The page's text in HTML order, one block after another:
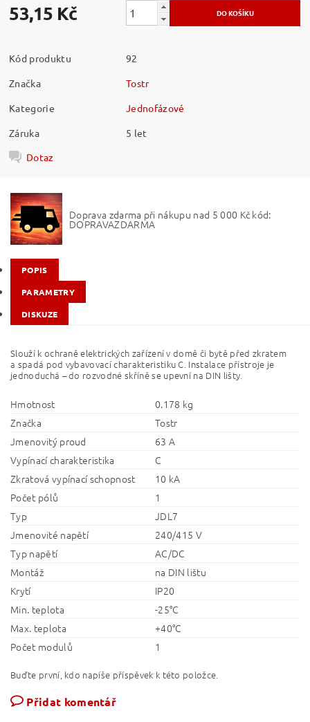
53,15 Kč
Kód produktu
92
Značka
Tostr
Kategorie
Jednofázové
Záruka
5 let
Dotaz
Doprava zdarma při nákupu nad 5 000 Kč kód:
DOPRAVAZDARMA
POPIS
PARAMETRY
DISKUZE
Slouží k ochraně elektrických zařízení v domě či bytě před zkratem
a spadá pod vybavovací charakteristiku C. Instalace přístroje je
jednoduchá – do rozvodné skříně se upevní na DIN lišty.
Hmotnost
0.178 kg
Značka
Tostr
Jmenovitý proud
63 A
Vypínací charakteristika
C
Zkratová vypínací schopnost
10 kA
Počet pólů
1
Typ
JDL7
Jmenovité napětí
240/415 V
Typ napětí
AC/DC
Montáž
na DIN lištu
Krytí
IP20
Min. teplota
-25°C
Max. teplota
+40°C
Počet modulů
1
Buďte první, kdo napíše příspěvek k této položce.
Přidat komentář